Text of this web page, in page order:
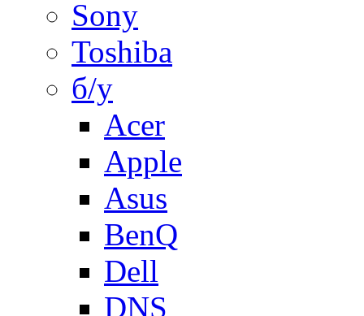
Sony
Toshiba
б/у
Acer
Apple
Asus
BenQ
Dell
DNS